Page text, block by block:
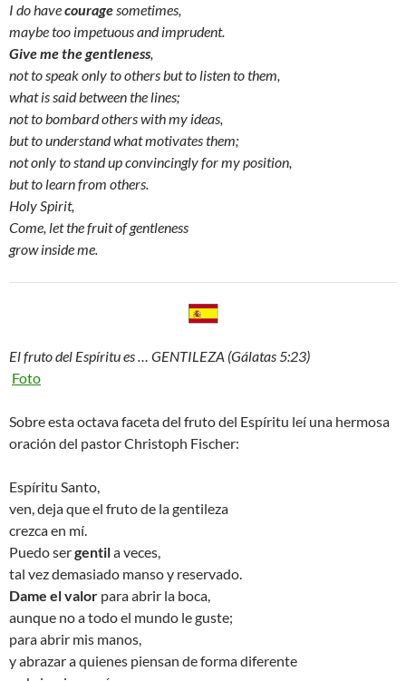
I do havecouragesometimes,
maybe too impetuous and imprudent.
Give me the gentleness,
not to speak only to others but to listen to them,
what is said between the lines;
not to bombard others with my ideas,
but to understand what motivates them;
not only to stand up convincingly for my position,
but to learn from others.
Holy Spirit,
Come, let the fruit of gentleness
grow inside me.
El fruto del Espíritu es … GENTILEZA (Gálatas 5:23)
Foto
Sobre esta octava faceta del fruto del Espíritu leí una hermosa
oración del pastor Christoph Fischer:
Espíritu Santo,
ven, deja que el fruto de la gentileza
crezca en mí.
Puedo sergentila veces,
tal vez demasiado manso y reservado.
Dame el valor para abrir la boca,
aunque no a todo el mundo le guste;
para abrir mis manos,
y abrazar a quienes piensan de forma diferente